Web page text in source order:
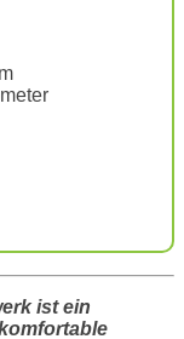
ist ein